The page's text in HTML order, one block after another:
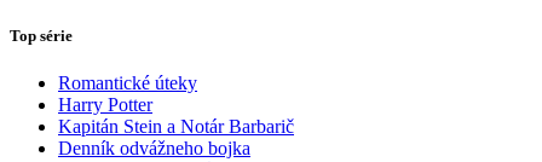
Top série
Romantické úteky
Harry Potter
Kapitán Stein a Notár Barbarič
Denník odvážneho bojka